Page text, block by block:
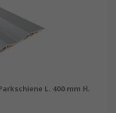
L. 400 mm H.